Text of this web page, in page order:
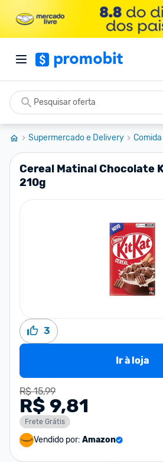
Supermercado e Delivery Comida
Cereal Matinal Chocolate
210g
3
Ir à loja
R$ 15,99
R$ 9,81
Frete Grátis
Vendido por: Amazon